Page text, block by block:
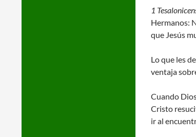
1
Hermanos:
que Jesús
Lo que les
ventaja
Cuando
Cristo
ir al